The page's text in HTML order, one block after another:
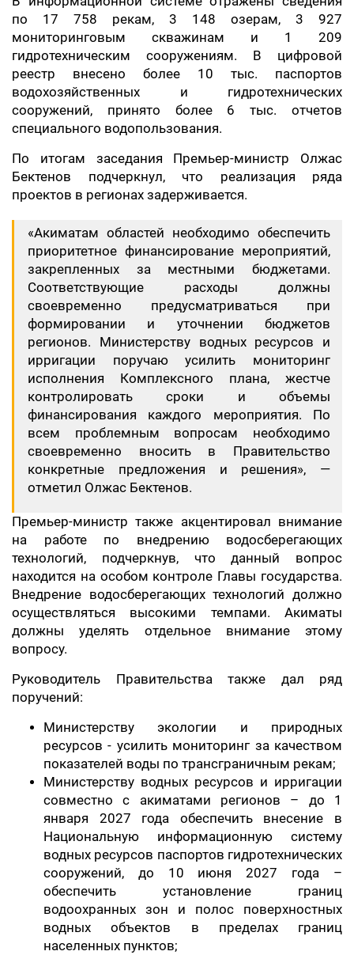
по 17 758 рекам, 3 148 озерам, 3 927
мониторинговым скважинам и 1 209
гидротехническим сооружениям. В цифровой
реестр внесено более 10 тыс. паспортов
водохозяйственных и гидротехнических
сооружений, принято более 6 тыс. отчетов
специального водопользования.
По итогам заседания Премьер-министр Олжас
Бектенов подчеркнул, что реализация ряда
проектов в регионах задерживается.
«Акиматам областей необходимо обеспечить
приоритетное финансирование мероприятий,
закрепленных за местными бюджетами.
Соответствующие расходы должны
своевременно предусматриваться при
формировании и уточнении бюджетов
регионов. Министерству водных ресурсов и
ирригации поручаю усилить мониторинг
исполнения Комплексного плана, жестче
контролировать сроки и объемы
финансирования каждого мероприятия. По
всем проблемным вопросам необходимо
своевременно вносить в Правительство
конкретные предложения и решения», —
отметил Олжас Бектенов.
Премьер-министр также акцентировал внимание
на работе по внедрению водосберегающих
технологий, подчеркнув, что данный вопрос
находится на особом контроле Главы государства.
Внедрение водосберегающих технологий должно
осуществляться высокими темпами. Акиматы
должны уделять отдельное внимание этому
вопросу.
Руководитель Правительства также дал ряд
поручений:
Министерству экологии и природных
ресурсов - усилить мониторинг за качеством
показателей воды по трансграничным рекам;
Министерству водных ресурсов и ирригации
совместно с акиматами регионов – до 1
января 2027 года обеспечить внесение в
Национальную информационную систему
водных ресурсов паспортов гидротехнических
сооружений, до 10 июня 2027 года –
обеспечить установление границ
водоохранных зон и полос поверхностных
водных объектов в пределах границ
населенных пунктов;